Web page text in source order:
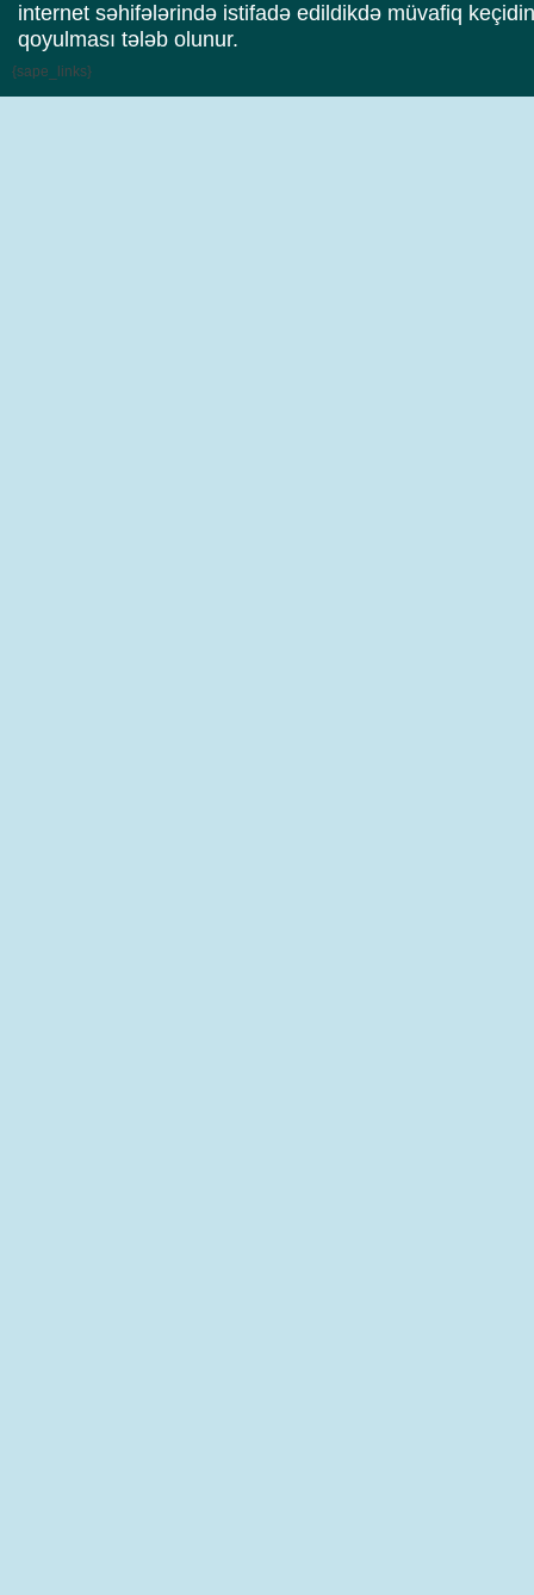
internet səhifələrində istifadə edildikdə müvafiq keçidin
qoyulması tələb olunur.
{sape_links}